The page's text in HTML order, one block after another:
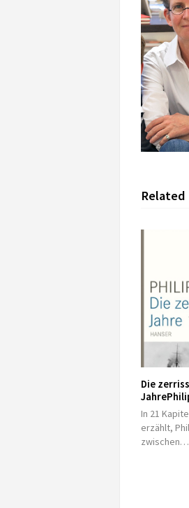
Related
Die
Jahre
In 21
erzählt,
zwischen…